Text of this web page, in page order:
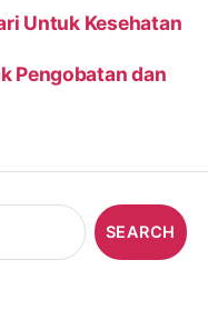
Untuk Kesehatan
Pengobatan dan